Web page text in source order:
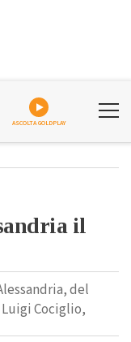
ASCOLTA GOLDPLAY
il
del
Cociglio,